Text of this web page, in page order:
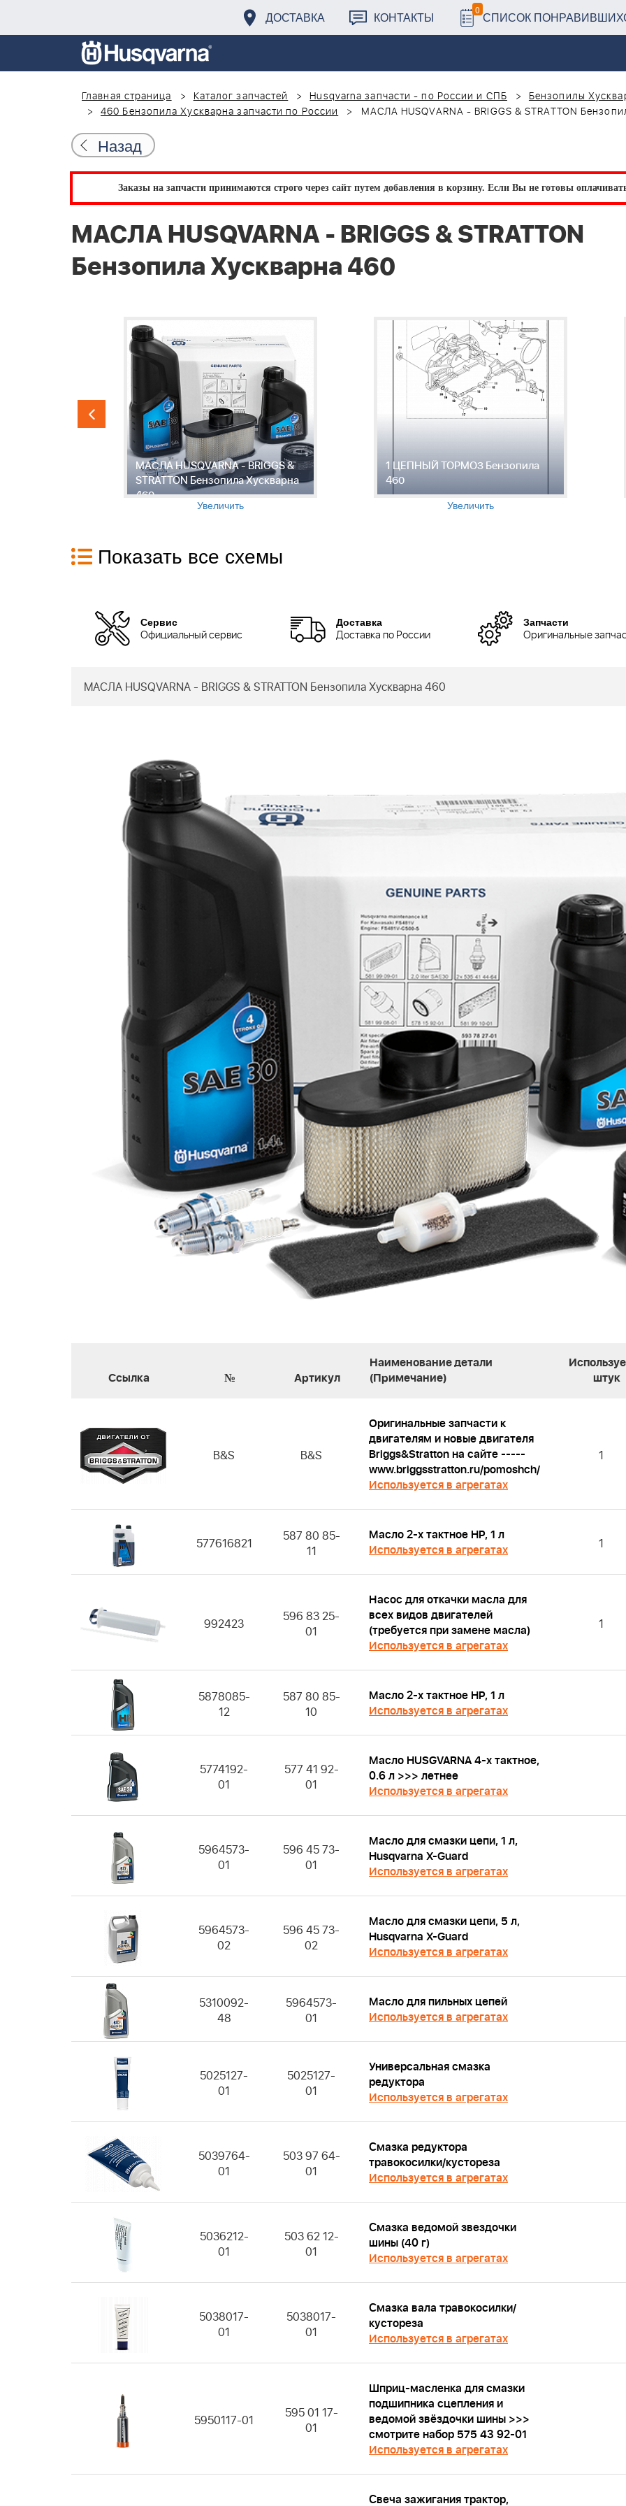
ДОСТАВКА КОНТАКТЫ 0 СПИСОК
Главная страница
Каталог запчастей Husqvarna запчасти - по России и СПБ
Бензопилы
460 Бензопила Хускварна запчасти по России
МАСЛА HUSQVARNA - BRIGGS & STRATTON
Назад
Заказы на запчасти принимаются строго через сайт путем добавления в корзину. Если Вы не готовы
МАСЛА HUSQVARNA - BRIGGS & STRATTON
Бензопила Хускварна 460
МАСЛА HUSQVARNA - BRIGGS &
STRATTON Бензопила Хускварна
460
Увеличить
1 ЦЕПНЫЙ ТОРМОЗ Бензопила
460
Увеличить
Показать все схемы
Сервис
Официальный сервис
Доставка
Доставка по России
Запчасти
Оригинальные
МАСЛА HUSQVARNA - BRIGGS & STRATTON Бензопила Хускварна 460
Ссылка № Артикул
Наименование детали
(Примечание)
штук
B&S B&S
Оригинальные запчасти к
двигателям и новые двигателя
Briggs&Stratton на сайте -----
www.briggsstratton.ru/pomoshch/
Используется в агрегатах
1
577616821
587 80 85-
11
Масло 2-х тактное HP, 1 л
Используется в агрегатах
1
992423
596 83 25-
01
Насос для откачки масла для
всех видов двигателей
(требуется при замене масла)
Используется в агрегатах
1
5878085-
12
587 80 85-
10
Масло 2-х тактное HP, 1 л
Используется в агрегатах
5774192-
01
577 41 92-
01
Масло HUSGVARNA 4-х тактное,
0.6 л >>> летнее
Используется в агрегатах
5964573-
01
596 45 73-
01
Масло для смазки цепи, 1 л,
Husqvarna X-Guard
Используется в агрегатах
5964573-
02
596 45 73-
02
Масло для смазки цепи, 5 л,
Husqvarna X-Guard
Используется в агрегатах
5310092-
48
5964573-
01
Масло для пильных цепей
Используется в агрегатах
5025127-
01
5025127-
01
Универсальная смазка
редуктора
Используется в агрегатах
5039764-
01
503 97 64-
01
Смазка редуктора
травокосилки/кустореза
Используется в агрегатах
5036212-
01
503 62 12-
01
Смазка ведомой звездочки
шины (40 г)
Используется в агрегатах
5038017-
01
5038017-
01
Смазка вала травокосилки/
кустореза
Используется в агрегатах
5950117-01
595 01 17-
01
Шприц-масленка для смазки
подшипника сцепления и
ведомой звёздочки шины >>>
смотрите набор 575 43 92-01
Используется в агрегатах
Свеча зажигания трактор,